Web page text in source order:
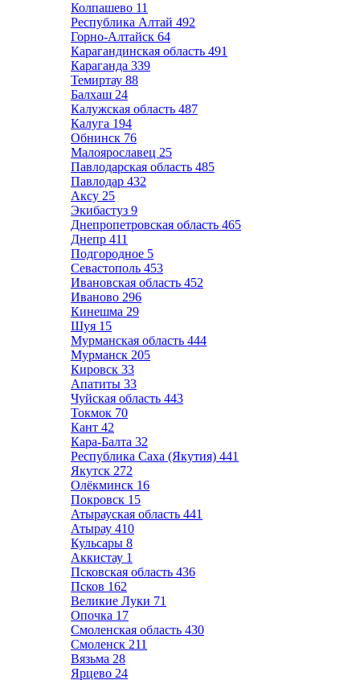
Колпашево 11
Республика Алтай 492
Горно-Алтайск 64
Карагандинская область 491
Караганда 339
Темиртау 88
Балхаш 24
Калужская область 487
Калуга 194
Обнинск 76
Малоярославец 25
Павлодарская область 485
Павлодар 432
Аксу 25
Экибастуз 9
Днепропетровская область 465
Днепр 411
Подгородное 5
Севастополь 453
Ивановская область 452
Иваново 296
Кинешма 29
Шуя 15
Мурманская область 444
Мурманск 205
Кировск 33
Апатиты 33
Чуйская область 443
Токмок 70
Кант 42
Кара-Балта 32
Республика Саха (Якутия) 441
Якутск 272
Олёкминск 16
Покровск 15
Атырауская область 441
Атырау 410
Кульсары 8
Аккистау 1
Псковская область 436
Псков 162
Великие Луки 71
Опочка 17
Смоленская область 430
Смоленск 211
Вязьма 28
Ярцево 24